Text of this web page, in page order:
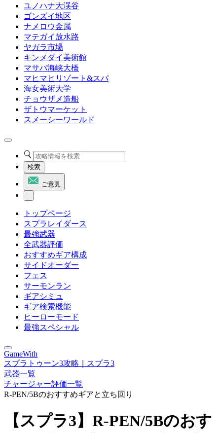
ユノハナ大渓谷
ゴンズイ地区
ナメロウ金属
マテガイ放水路
ヤガラ市場
キンメダイ美術館
マサバ海峡大橋
マヒマヒリゾート&スパ
海女美術大学
チョウザメ造船
ザトウマーケット
スメーシーワールド
検索
ご意見
トップページ
スプラレイダース
最強武器
全武器評価
おすすめギア構成
サイドオーダー
フェス
サーモンラン
ギアシミュ
ギア検索機能
ヒーローモード
最強スペシャル
GameWith
スプラトゥーン3攻略｜スプラ3
武器一覧
チャージャー評価一覧
R-PEN/5Bのおすすめギアと立ち回り
【スプラ3】R-PEN/5Bのおす